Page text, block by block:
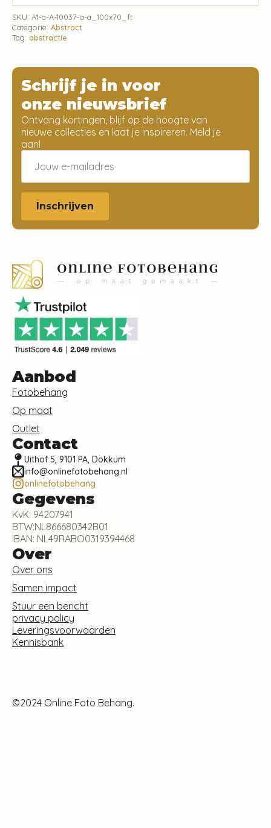
SKU: A1-a-A-10037-a-a_100x70_ft
Categorie: Abstract
Tag: abstractie
Schrijf je in voor
onze nieuwsbrief
Ontvang kortingen, blijf op de hoogte van
nieuwe collecties en laat je inspireren. Meld je
aan!
Email
Inschrijven
Aanbod
Fotobehang
Op maat
Outlet
Contact
Uithof 5, 9101 PA, Dokkum
info@onlinefotobehang.nl
onlinefotobehang
Gegevens
KvK: 94207941
BTW:NL866680342B01
IBAN: NL49RABO0319394468
Over
Over ons
Samen impact
Stuur een bericht
privacy policy
Leveringsvoorwaarden
Kennisbank
©2024 Online Foto Behang.